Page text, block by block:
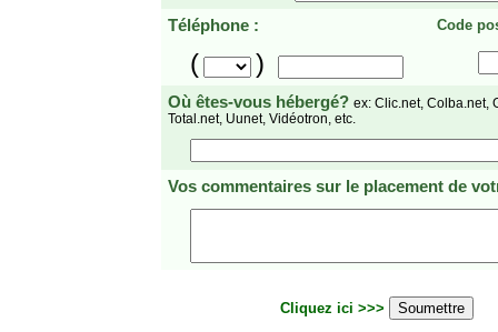
Téléphone : Code
( )
Où êtes-vous hébergé? ex: Clic.net, Colba.net,
Total.net, Uunet, Vidéotron, etc.
Vos commentaires sur le placement de
Cliquez ici >>>